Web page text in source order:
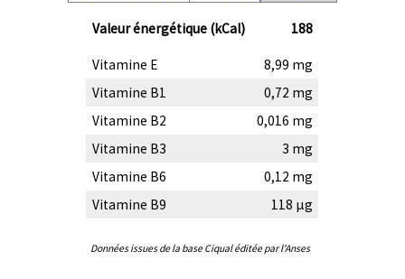
Valeur énergétique (kCal) 188
Vitamine E
8,99 mg
Vitamine B1
0,72 mg
Vitamine B2
0,016 mg
Vitamine B3
3 mg
Vitamine B6
0,12 mg
Vitamine B9
118 µg
Données issues de la base Ciqual éditée par l'Anses